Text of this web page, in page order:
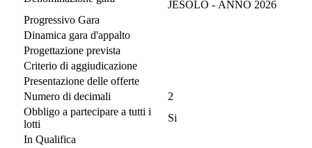
JESOLO - ANNO 2026
Progressivo Gara
Dinamica gara d'appalto
Progettazione prevista
Criterio di aggiudicazione
Presentazione delle offerte
Numero di decimali
2
Obbligo a partecipare a tutti i
lotti
Si
In Qualifica